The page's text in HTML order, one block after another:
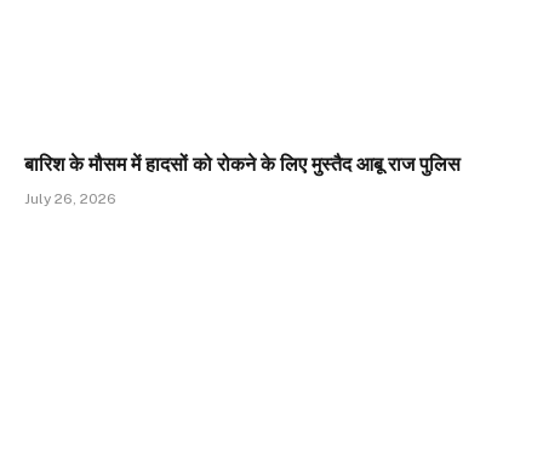
बारिश के मौसम में हादसों को रोकने के लिए मुस्तैद आबू राज पुलिस
July 26, 2026